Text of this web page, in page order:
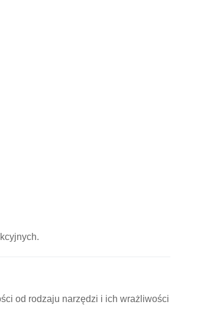
od rodzaju narzędzi i ich wrażliwości